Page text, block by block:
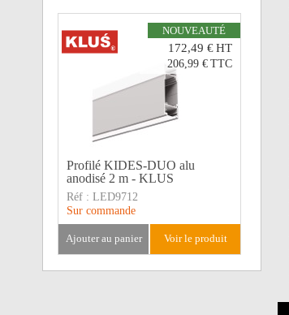
NOUVEAUTÉ
172,49 €HT
206,99 € TTC
Profilé KIDES-DUO alu
anodisé 2 m - KLUS
Réf : LED9712
Sur commande
ajouter au panier voir le produit